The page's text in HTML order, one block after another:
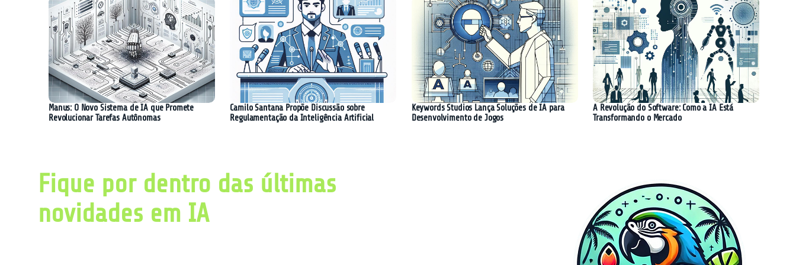
Manus: O Novo Sistema de IA que Promete
Revolucionar Tarefas Autônomas
Camilo Santana Propõe Discussão sobre
Regulamentação da Inteligência Artificial
Keywords Studios Lança Soluções de IA para
Desenvolvimento de Jogos
A Revolução do Software: Como a IA Está
Transformando o Mercado
Fique por dentro das últimas
novidades em IA